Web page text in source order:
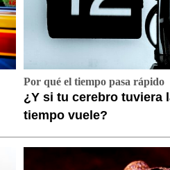
Por qué el tiempo pasa rápido
¿Y si tu cerebro tuviera
tiempo vuele?